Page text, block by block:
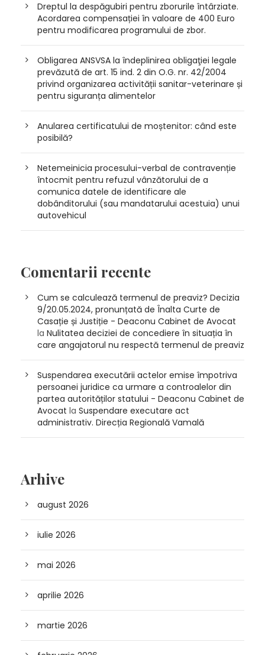
Dreptul la despăgubiri pentru zborurile întârziate.
Acordarea compensației în valoare de 400 Euro
pentru modificarea programului de zbor.
Obligarea ANSVSA la îndeplinirea obligaţiei legale
prevăzută de art. 15 ind. 2 din O.G. nr. 42/2004
privind organizarea activității sanitar-veterinare și
pentru siguranța alimentelor
Anularea certificatului de moștenitor: când este
posibilă?
Netemeinicia procesului-verbal de contravenție
întocmit pentru refuzul vânzătorului de a
comunica datele de identificare ale
dobânditorului (sau mandatarului acestuia) unui
autovehicul
Comentarii recente
Cum se calculează termenul de preaviz? Decizia
9/20.05.2024, pronunțată de Înalta Curte de
Casație și Justiție - Deaconu Cabinet de Avocat
la Nulitatea deciziei de concediere în situația în
care angajatorul nu respectă termenul de preaviz
Suspendarea executării actelor emise împotriva
persoanei juridice ca urmare a controalelor din
partea autorităților statului - Deaconu Cabinet de
Avocat la Suspendare executare act
administrativ. Direcția Regională Vamală
Arhive
august 2026
iulie 2026
mai 2026
aprilie 2026
martie 2026